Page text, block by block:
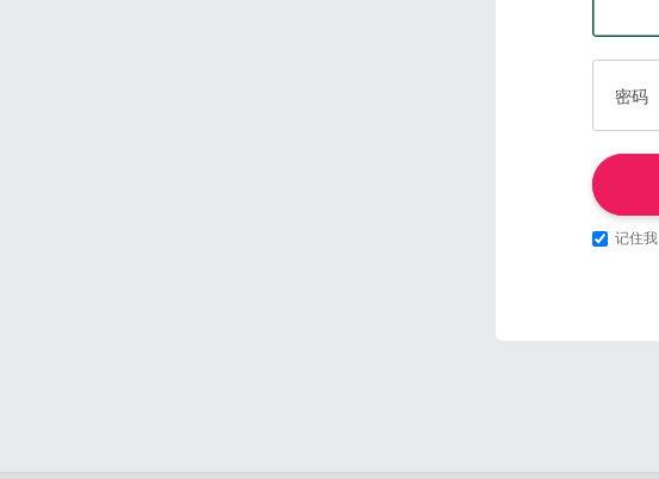
密码
记住我